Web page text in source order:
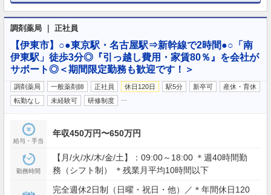
調剤薬局 ｜ 正社員
【伊東市】○●東京駅・名古屋駅⇒新幹線で2時間●○「南
伊東駅」徒歩3分◎『引っ越し費用・家賃80％』を会社が
サポート◎＜期間限定勤務も歓迎です！＞
調剤薬局 一般薬剤師 正社員 休日120日 駅5分 新卒可
産休・育休
転勤なし
未経験可 研修制度
給与・手当
年収450万円〜650万円
勤務時間
【月/火/水/木/金/土】：09:00～18:00 ＊週40時間勤
務（シフト制） ＊残業月平均10時間以下
完全週休2日制（日曜・祝日・他）／＊年間休日120